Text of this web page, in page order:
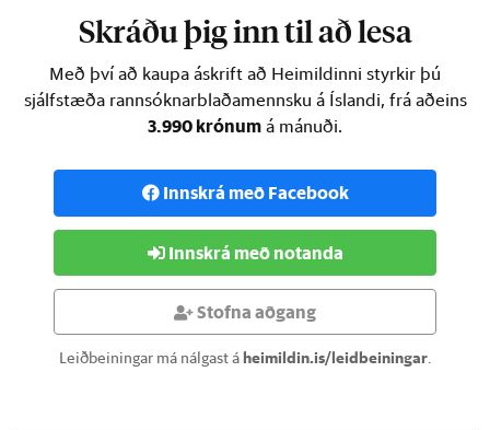
Skráðu þig inn til að lesa
Með því að kaupa áskrift að Heimildinni styrkir þú
sjálfstæða rannsóknarblaðamennsku á Íslandi, frá aðeins
3.990 krónum á mánuði.
Innskrá með Facebook
Innskrá með notanda
Stofna aðgang
Leiðbeiningar má nálgast áheimildin.is/leidbeiningar.